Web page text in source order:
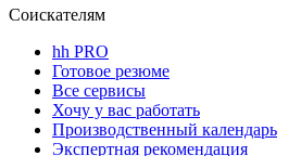
Соискателям
hh PRO
Готовое резюме
Все сервисы
Хочу у вас работать
Производственный календарь
Экспертная рекомендация